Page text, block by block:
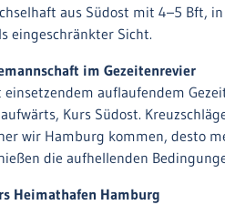
aus Südost mit 4–5 Bft,
eingeschränkter Sicht.
im Gezeitenrevier
einsetzendem auflaufendem
Kurs Südost.
wir Hamburg kommen, desto
die aufhellenden
Heimathafen Hamburg